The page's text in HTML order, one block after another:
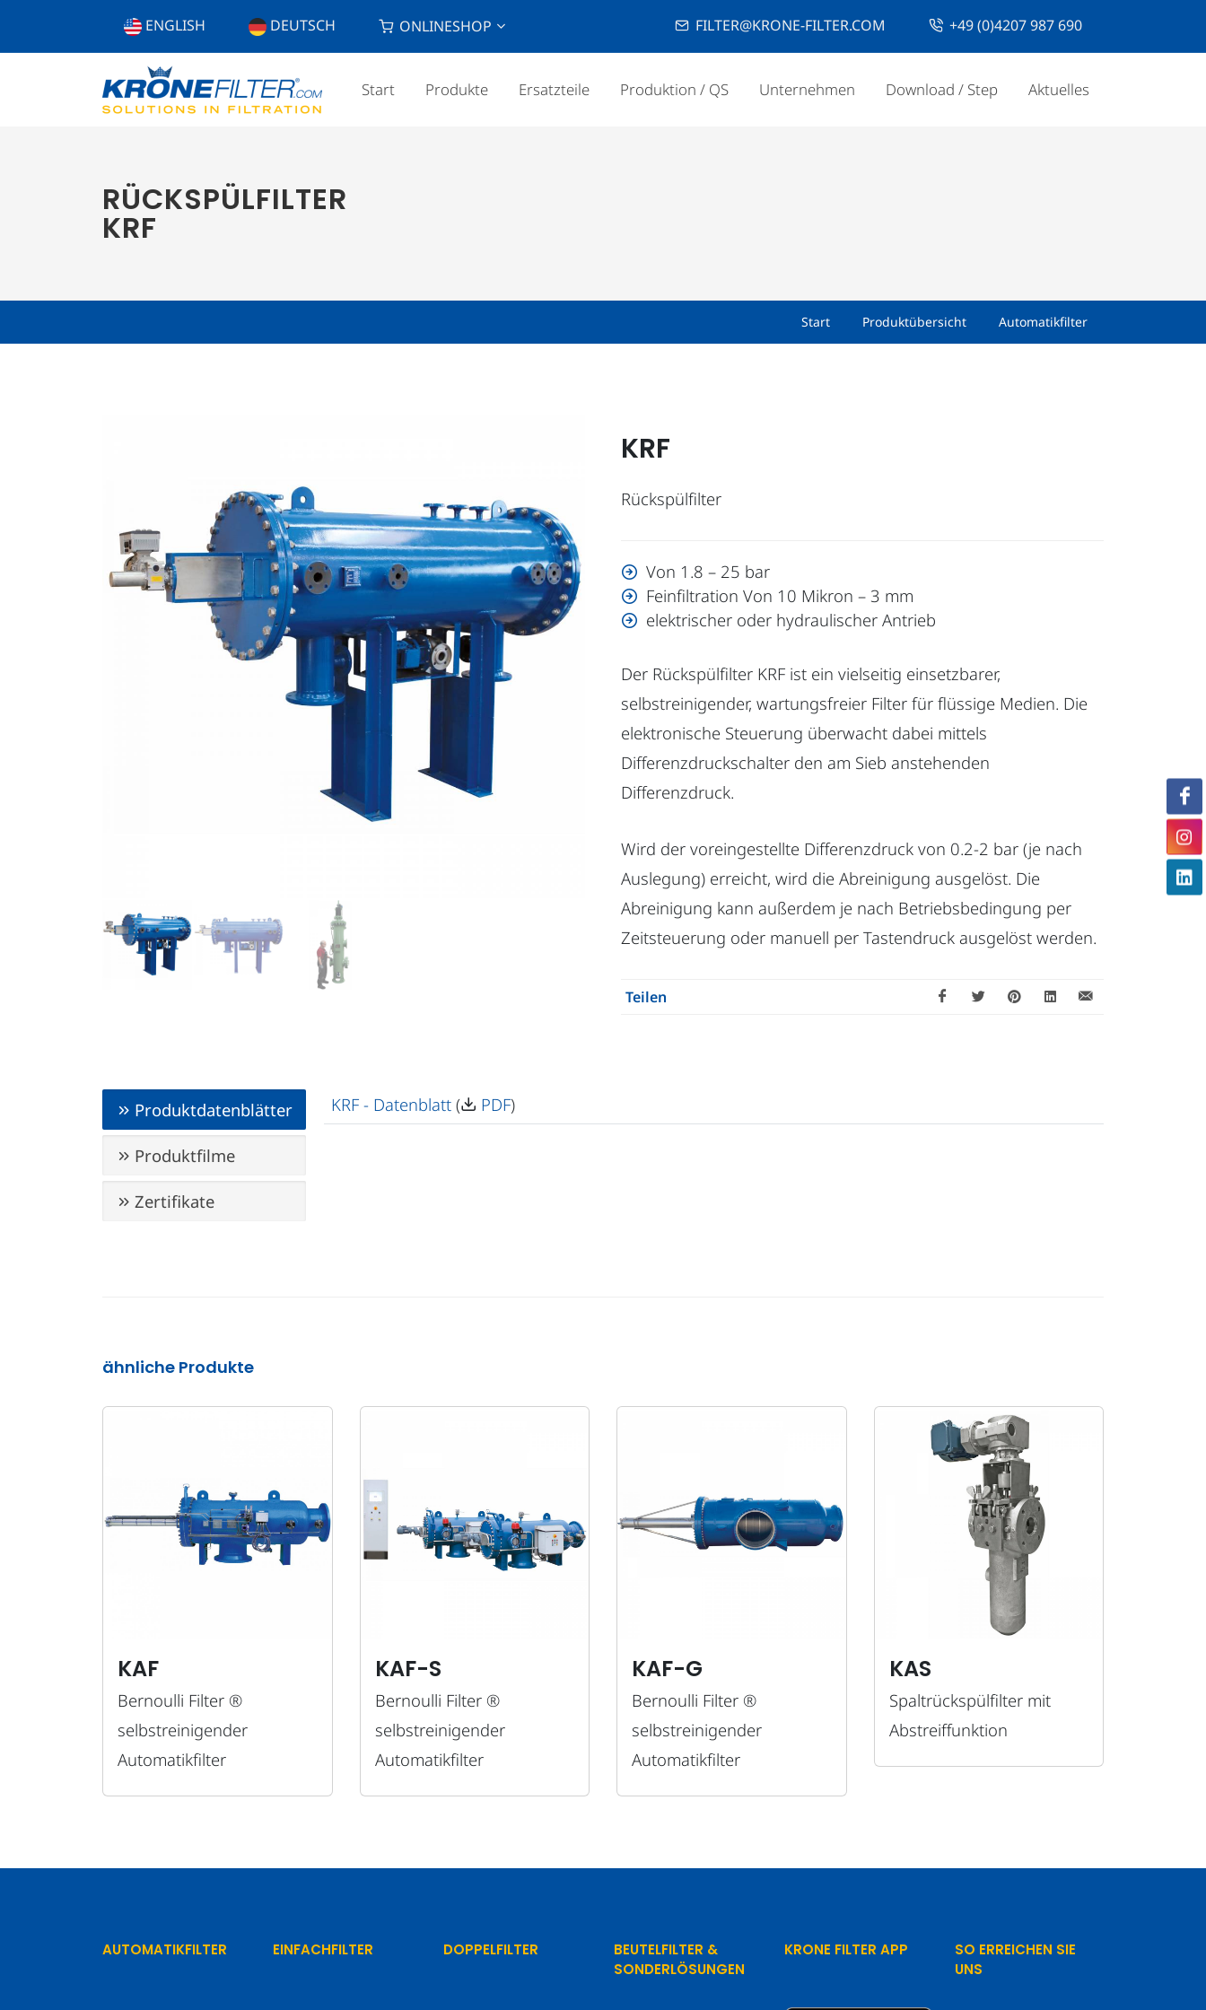
ENGLISH DEUTSCH ONLINESHOP FILTER@KRONE-FILTER.COM +49 (0)4207 987 690
Start Produkte Ersatzteile Produktion / QS Unternehmen Download / Step Aktuelles
RÜCKSPÜLFILTER
KRF
Start Produktübersicht Automatikfilter
KRF
Rückspülfilter
Von 1.8 – 25 bar
Feinfiltration Von 10 Mikron – 3 mm
elektrischer oder hydraulischer Antrieb
Der Rückspülfilter KRF ist ein vielseitig einsetzbarer,
selbstreinigender, wartungsfreier Filter für flüssige Medien. Die
elektronische Steuerung überwacht dabei mittels
Differenzdruckschalter den am Sieb anstehenden
Differenzdruck.
Wird der voreingestellte Differenzdruck von 0.2-2 bar (je nach
Auslegung) erreicht, wird die Abreinigung ausgelöst. Die
Abreinigung kann außerdem je nach Betriebsbedingung per
Zeitsteuerung oder manuell per Tastendruck ausgelöst werden.
Teilen
Produktdatenblätter
Produktfilme
Zertifikate
KRF - Datenblatt ( PDF)
ähnliche Produkte
KAF
Bernoulli Filter ®
selbstreinigender
Automatikfilter
KAF-S
Bernoulli Filter ®
selbstreinigender
Automatikfilter
KAF-G
Bernoulli Filter ®
selbstreinigender
Automatikfilter
KAS
Spaltrückspülfilter mit
Abstreiffunktion
AUTOMATIKFILTER EINFACHFILTER DOPPELFILTER
BEUTELFILTER &
SONDERLÖSUNGEN
KRONE FILTER APP
SO ERREICHEN SIE
UNS